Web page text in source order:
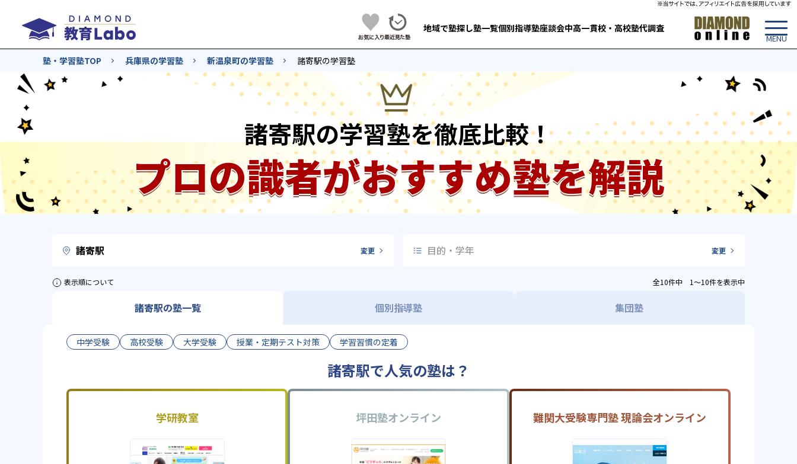
地域で塾探し塾一覧個別指導塾座談会中高一貫校・高校塾代調査
塾・学習塾TOP 兵庫県の学習塾 新温泉町の学習塾 諸寄駅の学習塾
諸寄駅の学習塾を徹底比較！
プロの識者がおすすめ塾を解説
諸寄駅 変更 目的・学年 変更
表示順について 全10件中 1〜10件を表示中
諸寄駅の塾一覧 個別指導塾 集団塾
中学受験 高校受験 大学受験 授業・定期テスト対策 学習習慣の定着
諸寄駅で人気の塾は？
学研教室 坪田塾オンライン 難関大受験専門塾 現論会オンライン